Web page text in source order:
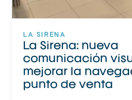
LA SIRENA
La Sirena: nueva
comunicación
mejorar la
punto de venta